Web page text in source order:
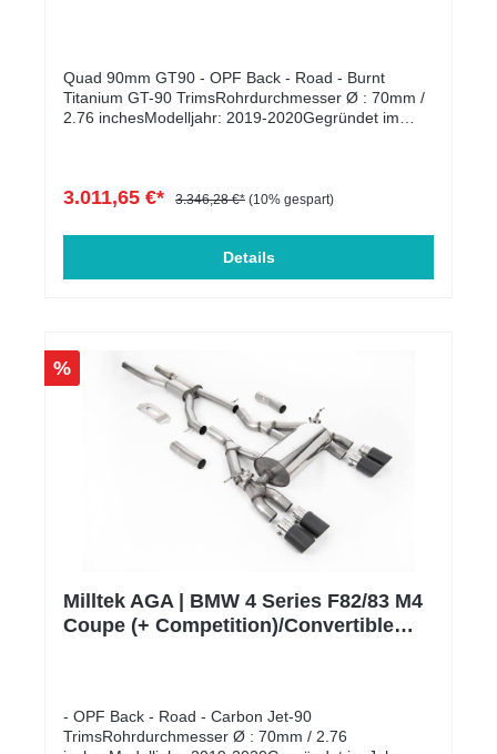
Quad 90mm GT90 - OPF Back - Road - Burnt
Titanium GT-90 TrimsRohrdurchmesser Ø : 70mm /
2.76 inchesModelljahr: 2019-2020Gegründet im
entwickelt. Mit Hauptsitz in Großbritannien und
Nürburgring, entwerfen, entwickeln und testen die
erfahrenen Mitarbeiter diese Abgasanlagen. Das
große Engagement für die Perfektion der
zugelassenen Auspuffanlagen auf dem Markt
anzubieten, welche alle vom TÜV in Deutschland
geprüft und genehmigt wurden. Bitte beachte, dass
es sich um Auftragsfertigungen handelt,
dementsprechend kann es je nach Auftragslage zu
Verzögerungen kommen. Alle unsere Milltek AGAs
sind ECE zugelassen und dadurch eintragungsfrei.**
Der Preis für die Montage wird individuell auf Ihr
Fahrzeug berechnet und wird daher weder
3.011,65 €* 3.346,28 €* (10% gespart)
Details
%
Milltek AGA | BMW 4 Series F82/83 M4
Coupe (+ Competition)/Convertible
- OPF Back - Road - Carbon Jet-90
TrimsRohrdurchmesser Ø : 70mm / 2.76